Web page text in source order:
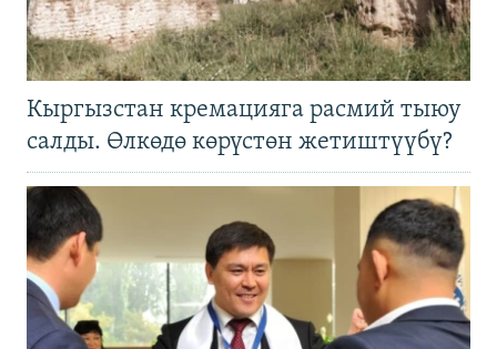
Кыргызстан кремацияга расмий тыюу
салды. Өлкөдө көрүстөн жетиштүүбү?